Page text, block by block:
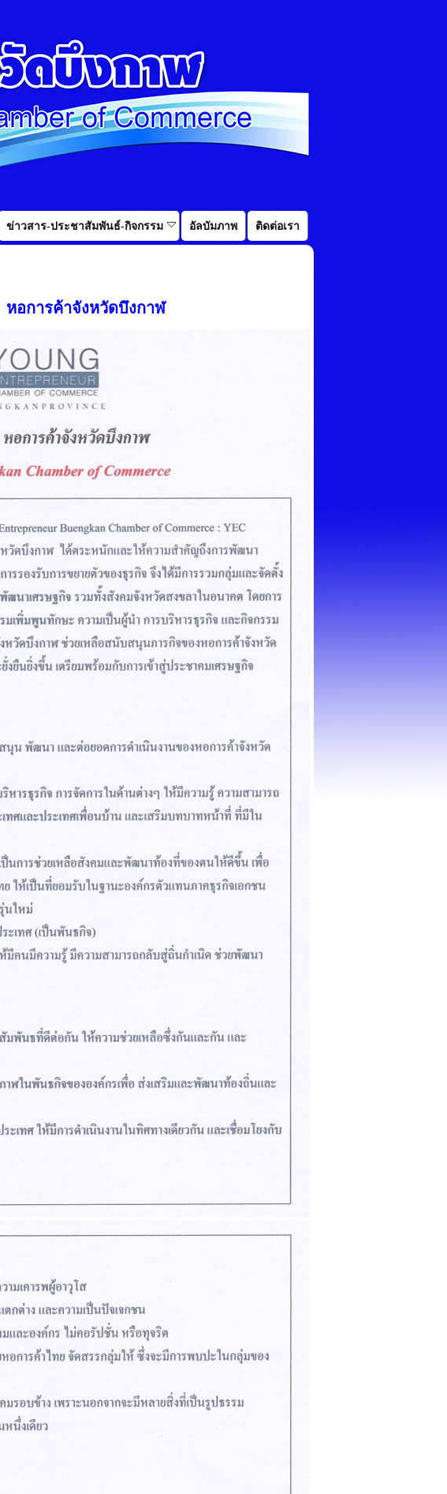
ติดต่อเรา
อัลบัมภาพ
ข่าวสาร-ประชาสัมพันธ์-กิจกรรม
อการค้าจังหวัดบึงกาฬ